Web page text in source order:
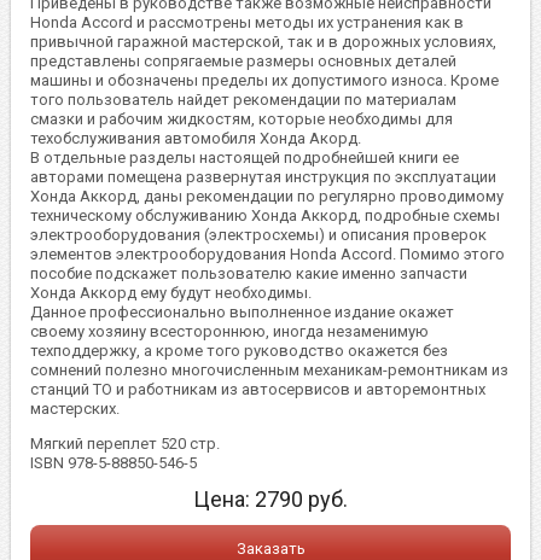
Honda Accord и рассмотрены методы их устранения как в
привычной гаражной мастерской, так и в дорожных условиях,
представлены сопрягаемые размеры основных деталей
машины и обозначены пределы их допустимого износа. Кроме
того пользователь найдет рекомендации по материалам
смазки и рабочим жидкостям, которые необходимы для
техобслуживания автомобиля Хонда Акорд.
В отдельные разделы настоящей подробнейшей книги ее
авторами помещена развернутая инструкция по эксплуатации
Хонда Аккорд, даны рекомендации по регулярно проводимому
техническому обслуживанию Хонда Аккорд, подробные схемы
электрооборудования (электросхемы) и описания проверок
элементов электрооборудования Honda Accord. Помимо этого
пособие подскажет пользователю какие именно запчасти
Хонда Аккорд ему будут необходимы.
Данное профессионально выполненное издание окажет
своему хозяину всестороннюю, иногда незаменимую
техподдержку, а кроме того руководство окажется без
сомнений полезно многочисленным механикам-ремонтникам из
станций ТО и работникам из автосервисов и авторемонтных
мастерских.
Мягкий переплет 520 стр.
ISBN 978-5-88850-546-5
Цена: 2790 руб.
Заказать